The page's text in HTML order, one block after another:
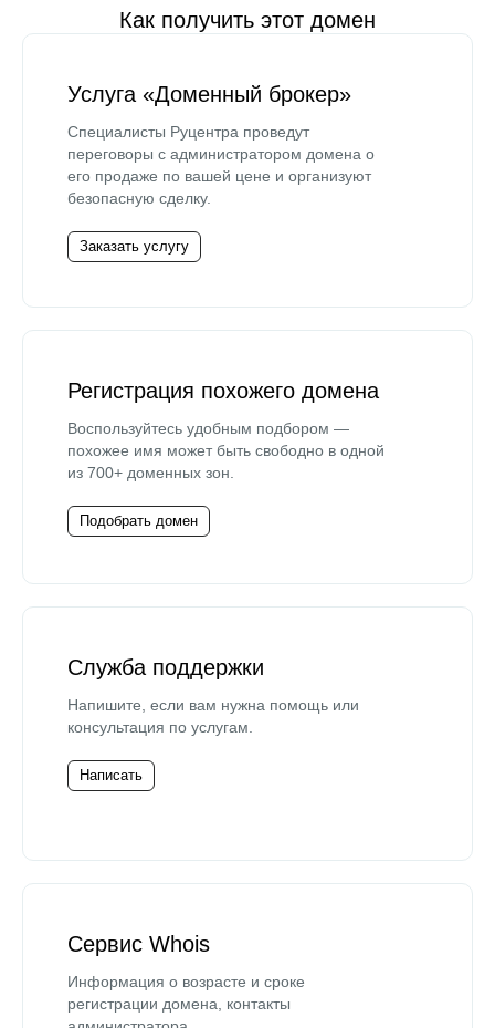
Как получить этот домен
Услуга «Доменный брокер»
Специалисты Руцентра проведут
переговоры с администратором домена о
его продаже по вашей цене и организуют
безопасную сделку.
Заказать услугу
Регистрация похожего домена
Воспользуйтесь удобным подбором —
похожее имя может быть свободно в одной
из 700+ доменных зон.
Подобрать домен
Служба поддержки
Напишите, если вам нужна помощь или
консультация по услугам.
Написать
Сервис Whois
Информация о возрасте и сроке
регистрации домена, контакты